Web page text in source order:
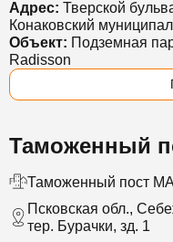
Адрес: Тверской
Конаковский
Объект: Подземная
Radisson
Таможенный
Таможенный пост
Псковская обл.,
тер. Бурачки, зд. 1